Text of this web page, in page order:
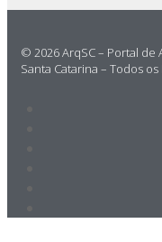
© 2026 ArqSC – Portal
Santa Catarina – Todos